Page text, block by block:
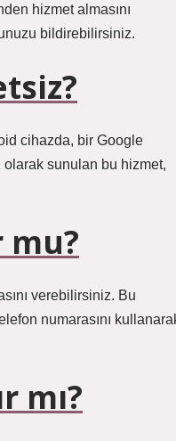
hizmet almasını
bildirebilirsiniz.
cihazda, bir Google
olarak sunulan bu hizmet,
mu?
verebilirsiniz. Bu
numarasını
mı?